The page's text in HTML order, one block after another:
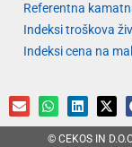
Referentna
Indeksi troškova
Indeksi cena na
© CEKOS IN